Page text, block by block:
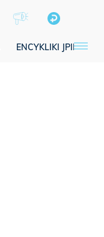
ENCYKLIKI JPII